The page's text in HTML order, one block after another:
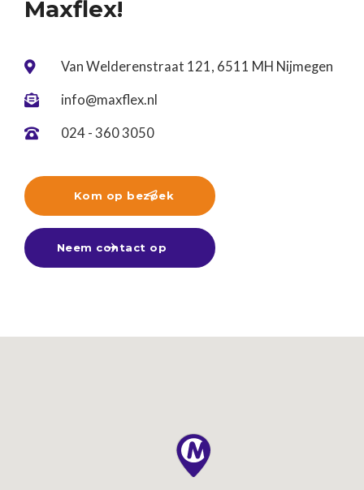
Maxflex!
 Van Welderenstraat 121, 6511 MH Nijmegen
 info@maxflex.nl
 024 - 360 3050

Kom op bezoek
Neem contact op
